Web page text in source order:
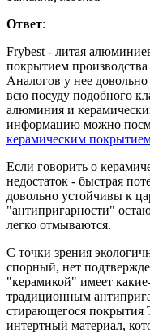
Ответ:
Frybest - литая
покрытием
Аналогов у нее
всю посуду подобного
алюминия и
информацию можно
керамическим
Если говорить о
недостаток - быстрая
довольно устойчивы к
"антипригарности"
легко отмываются.
С точки зрения
спорный, нет
"керамикой" имеет
традиционным
стирающегося покрытия
интертный материал,